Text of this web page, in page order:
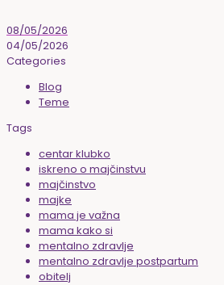
08/05/2026
04/05/2026
Categories
Blog
Teme
Tags
centar klubko
iskreno o majčinstvu
majčinstvo
majke
mama je važna
mama kako si
mentalno zdravlje
mentalno zdravlje postpartum
obitelj